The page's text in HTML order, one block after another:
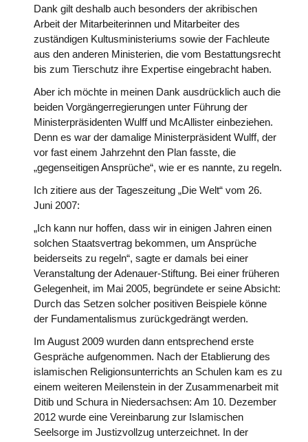
Dank gilt deshalb auch besonders der akribischen
Arbeit der Mitarbeiterinnen und Mitarbeiter des
zuständigen Kultusministeriums sowie der Fachleute
aus den anderen Ministerien, die vom Bestattungsrecht
bis zum Tierschutz ihre Expertise eingebracht haben.
Aber ich möchte in meinen Dank ausdrücklich auch die
beiden Vorgängerregierungen unter Führung der
Ministerpräsidenten Wulff und McAllister einbeziehen.
Denn es war der damalige Ministerpräsident Wulff, der
vor fast einem Jahrzehnt den Plan fasste, die
„gegenseitigen Ansprüche“, wie er es nannte, zu regeln.
Ich zitiere aus der Tageszeitung „Die Welt“ vom 26.
Juni 2007:
„Ich kann nur hoffen, dass wir in einigen Jahren einen
solchen Staatsvertrag bekommen, um Ansprüche
beiderseits zu regeln“, sagte er damals bei einer
Veranstaltung der Adenauer-Stiftung. Bei einer früheren
Gelegenheit, im Mai 2005, begründete er seine Absicht:
Durch das Setzen solcher positiven Beispiele könne
der Fundamentalismus zurückgedrängt werden.
Im August 2009 wurden dann entsprechend erste
Gespräche aufgenommen. Nach der Etablierung des
islamischen Religionsunterrichts an Schulen kam es zu
einem weiteren Meilenstein in der Zusammenarbeit mit
Ditib und Schura in Niedersachsen: Am 10. Dezember
2012 wurde eine Vereinbarung zur Islamischen
Seelsorge im Justizvollzug unterzeichnet. In der